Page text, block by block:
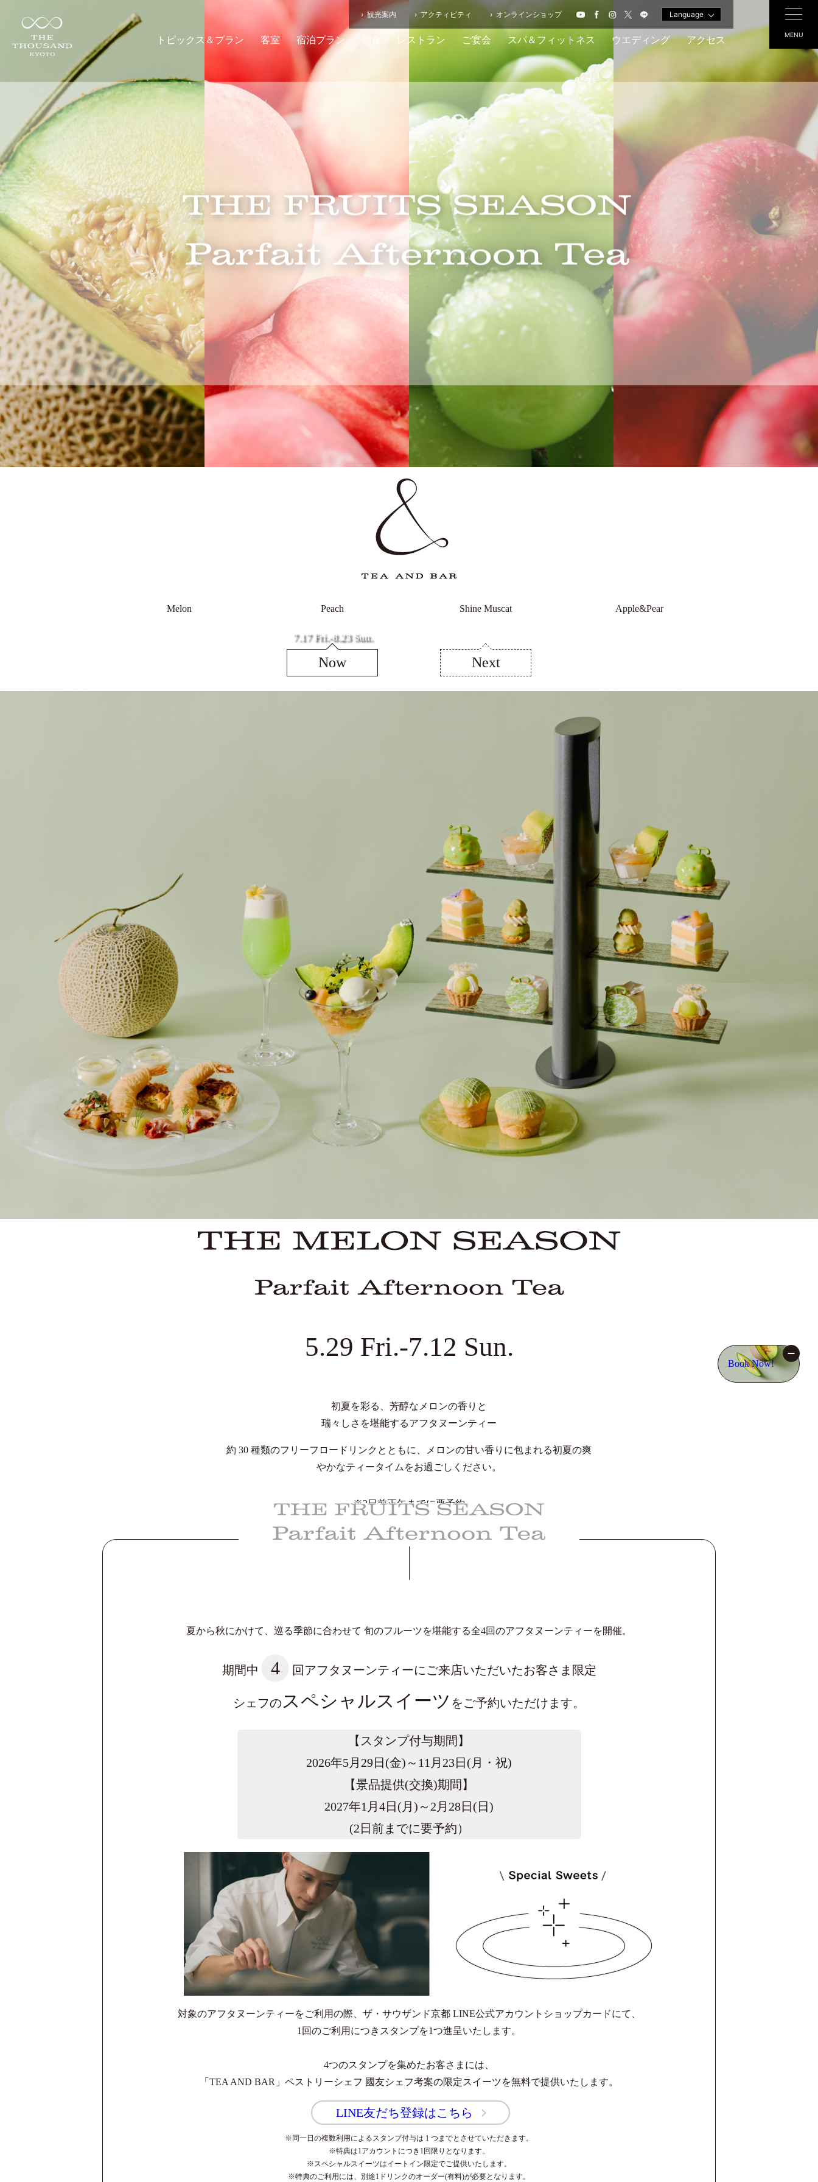
観光案内 アクティビティ オンラインショップ Language
トピックス＆プラン 客室 宿泊プラン レストラン ご宴会 スパ＆フィットネス ウエディング アクセス MENU
Book Now!
Melon Peach
7.17 Fri.-8.23 Sun.
Now
Shine Muscat
Next
Apple&Pear
5.29 Fri.-7.12 Sun.
初夏を彩る、芳醇なメロンの香りと
瑞々しさを堪能するアフタヌーンティー
約 30 種類のフリーフロードリンクとともに、メロンの甘い香りに包まれる初夏の爽
やかなティータイムをお過ごしください。
※2日前正午までに要予約
今すぐ予約する
夏から秋にかけて、巡る季節に合わせて 旬のフルーツを堪能する全4回のアフタヌーンティーを開催。
期間中 4 回アフタヌーンティーにご来店いただいたお客さま限定
シェフの スペシャルスイーツ をご予約いただけます。
【スタンプ付与期間】
2026年5月29日(金)～11月23日(月・祝)
【景品提供(交換)期間】
2027年1月4日(月)～2月28日(日)
(2日前までに要予約）
対象のアフタヌーンティーをご利用の際、ザ・サウザンド京都 LINE公式アカウントショップカードにて、
1回のご利用につきスタンプを1つ進呈いたします。
4つのスタンプを集めたお客さまには、
「TEA AND BAR」ペストリーシェフ 國友シェフ考案の限定スイーツを無料で提供いたします。
LINE友だち登録はこちら
※同一日の複数利用によるスタンプ付与は 1 つまでとさせていただきます。
※特典は1アカウントにつき1回限りとなります。
※スペシャルスイーツはイートイン限定でご提供いたします。
※特典のご利用には、別途1ドリンクのオーダー(有料)が必要となります。